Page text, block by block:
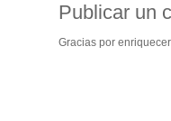
Publicar un
Gracias por